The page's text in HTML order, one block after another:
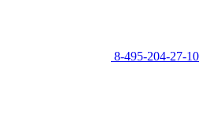
8-495-204-27-10